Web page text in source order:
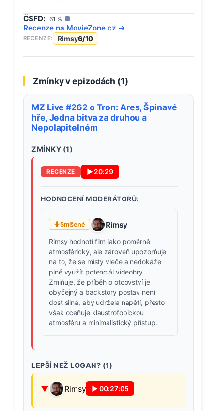
ČSFD: 61 %
Recenze na MovieZone.cz →
RECENZE: Rimsy6/10
Zmínky v epizodách (1)
MZ Live #262 o Tron: Ares, Špinavé
hře, Jedna bitva za druhou a
Nepolapitelném
ZMÍNKY (1)
RECENZE ▶ 20:29
HODNOCENÍ MODERÁTORŮ:
🤷Smíšené Rimsy
Rimsy hodnotí film jako poměrně
atmosférický, ale zároveň upozorňuje
na to, že se místy vleče a nedokáže
plně využít potenciál videohry.
Zmiňuje, že příběh o otcovství je
obyčejný a backstory postav není
dost silná, aby udržela napětí, přesto
však oceňuje klaustrofobickou
atmosféru a minimalistický přístup.
LEPŠÍ NEŽ LOGAN? (1)
Rimsy ▶00:27:05